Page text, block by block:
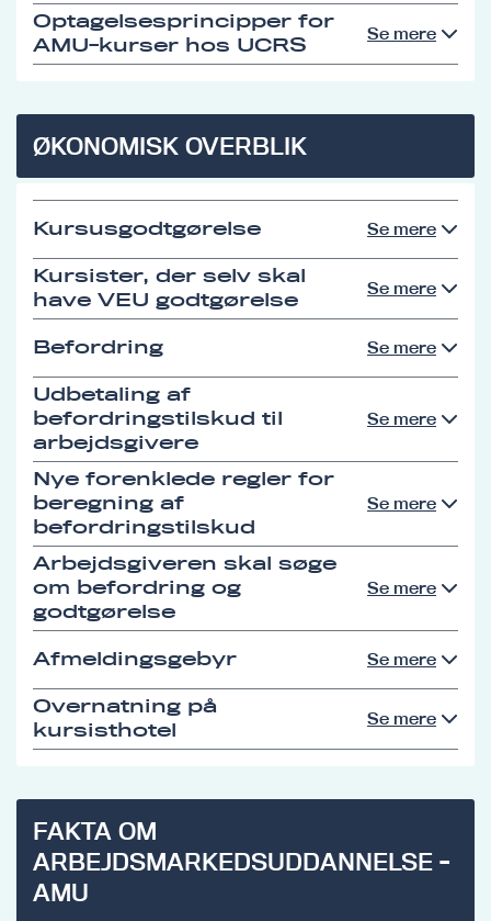
Optagelsesprincipper for
AMU-kurser hos UCRS
Se mere
ØKONOMISK OVERBLIK
Kursusgodtgørelse Se mere
Kursister, der selv skal
have VEU godtgørelse
Se mere
Befordring Se mere
Udbetaling af
befordringstilskud til
arbejdsgivere
Se mere
Nye forenklede regler for
beregning af
befordringstilskud
Se mere
Arbejdsgiveren skal søge
om befordring og
godtgørelse
Se mere
Afmeldingsgebyr Se mere
Overnatning på
kursisthotel
Se mere
FAKTA OM
ARBEJDSMARKEDSUDDANNELSE -
AMU